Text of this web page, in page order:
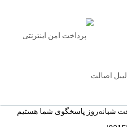
پرداخت امن اینترنتی
لیبل اصالت